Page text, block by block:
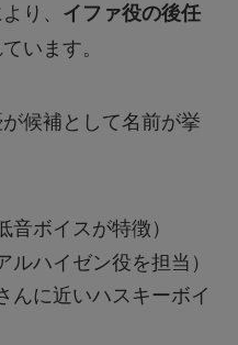
り、 イファ役の後任
います。
候補として名前が挙
音ボイスが特徴）
ルハイゼン役を担当）
んに近いハスキーボイ